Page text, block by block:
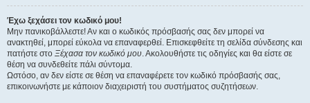
Έχω ξεχάσει τον κωδικό μου!
Μην πανικοβάλλεστε! Αν και ο κωδικός πρόσβασής σας δεν μπορεί να
ανακτηθεί, μπορεί εύκολα να επαναφερθεί. Επισκεφθείτε τη σελίδα σύνδεσης και
πατήστε στο Ξέχασα τον κωδικό μου. Ακολουθήστε τις οδηγίες και θα είστε σε
θέση να συνδεθείτε πάλι σύντομα.
Ωστόσο, αν δεν είστε σε θέση να επαναφέρετε τον κωδικό πρόσβασής σας,
επικοινωνήστε με κάποιον διαχειριστή του συστήματος συζητήσεων.